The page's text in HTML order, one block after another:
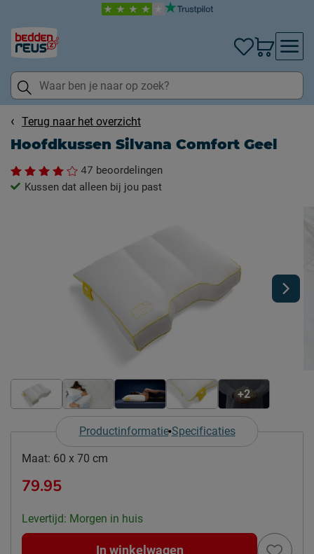
Terug naar het overzicht
Hoofdkussen Silvana Comfort Geel
47 beoordelingen
Kussen dat alleen bij jou past
+2
Productinformatie Specificaties
Maat: 60 x 70 cm
79.95
Levertijd: Morgen in huis
In winkelwagen